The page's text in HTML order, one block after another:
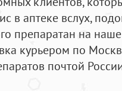
в аптеке вслух,
препаратан на
курьером по
почтой